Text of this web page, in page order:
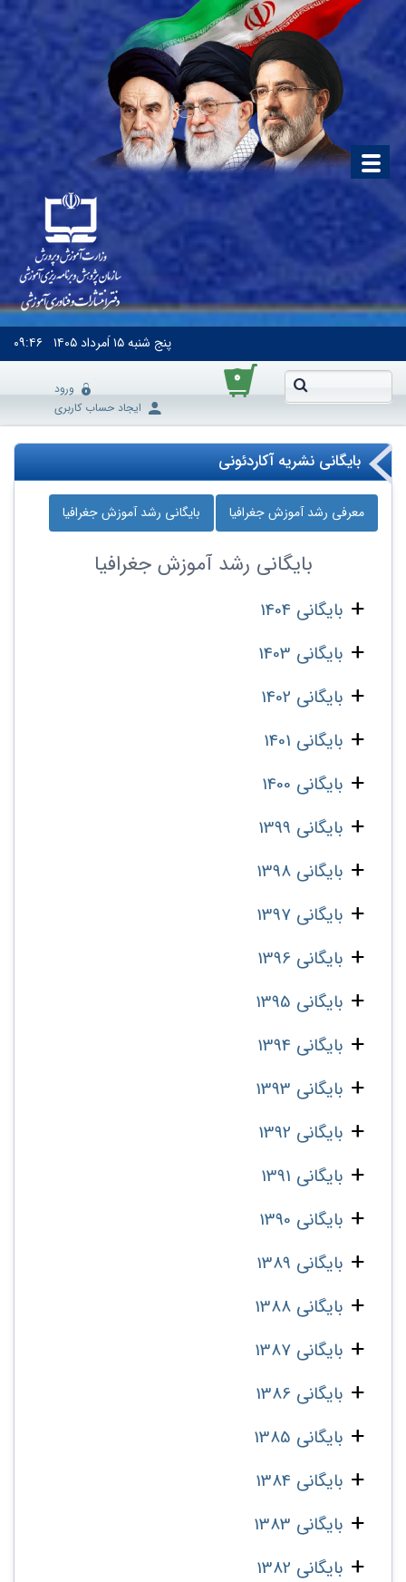
پنج شنبه۱۵ اَمرداد ۱۴۰۵ ۰۹:۴۶
۰
ورود
ایجاد حساب کاربری
بایگانی نشریه آکاردئونی
معرفی رشد آموزش جغرافیا بایگانی رشد آموزش جغرافیا
بایگانی رشد آموزش جغرافیا
بایگانی 1404
بایگانی 1403
بایگانی 1402
بایگانی 1401
بایگانی 1400
بایگانی 1399
بایگانی 1398
بایگانی 1397
بایگانی 1396
بایگانی 1395
بایگانی 1394
بایگانی 1393
بایگانی 1392
بایگانی 1391
بایگانی 1390
بایگانی 1389
بایگانی 1388
بایگانی 1387
بایگانی 1386
بایگانی 1385
بایگانی 1384
بایگانی 1383
بایگانی 1382